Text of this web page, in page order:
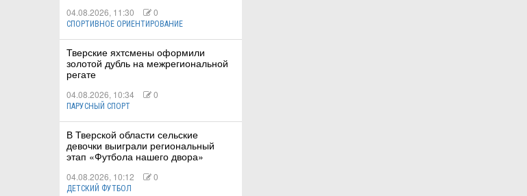
04.08.2026, 11:30 0
СПОРТИВНОЕ ОРИЕНТИРОВАНИЕ
Тверские яхтсмены оформили
золотой дубль на межрегиональной
регате
04.08.2026, 10:34 0
ПАРУСНЫЙ СПОРТ
В Тверской области сельские
девочки выиграли региональный
этап «Футбола нашего двора»
04.08.2026, 10:12 0
ДЕТСКИЙ ФУТБОЛ